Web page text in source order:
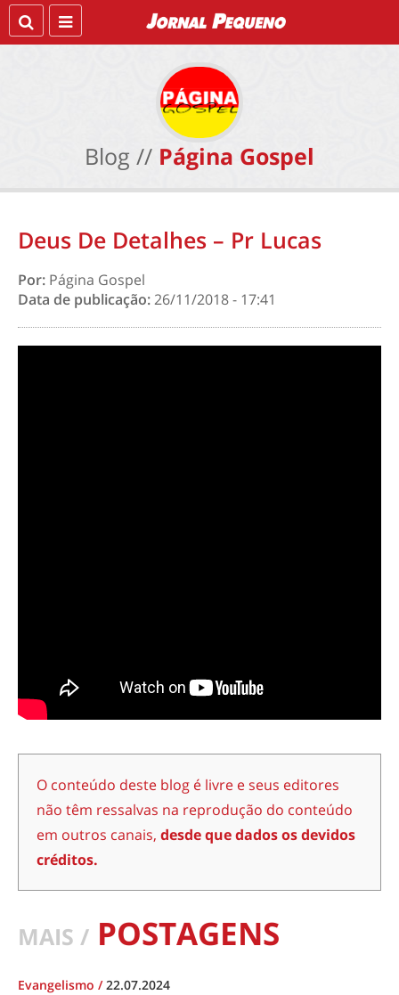
Blog // Página Gospel
Deus De Detalhes – Pr Lucas
Por: Página Gospel
Data de publicação:26/11/2018 - 17:41
O conteúdo deste blog é livre e seus editores
não têm ressalvas na reprodução do conteúdo
em outros canais, desde que dados os devidos
créditos.
MAIS / POSTAGENS
Evangelismo /22.07.2024